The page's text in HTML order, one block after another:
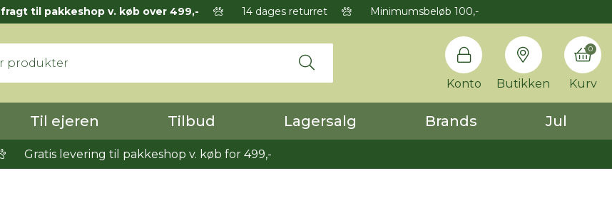
fragt til pakkeshop v. køb over 499,- 14 dages returret Minimumsbeløb 100,-
Konto Butikken Kurv
0
Til ejeren Tilbud Lagersalg Brands Jul
Gratis levering til pakkeshop v. køb for 499,-